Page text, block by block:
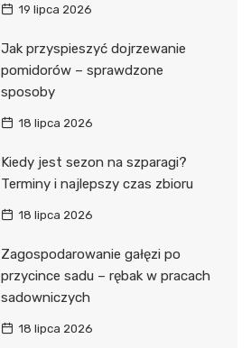
19 lipca 2026
Jak przyspieszyć dojrzewanie
pomidorów – sprawdzone
sposoby
18 lipca 2026
Kiedy jest sezon na szparagi?
Terminy i najlepszy czas zbioru
18 lipca 2026
Zagospodarowanie gałęzi po
przycince sadu – rębak w pracach
sadowniczych
18 lipca 2026